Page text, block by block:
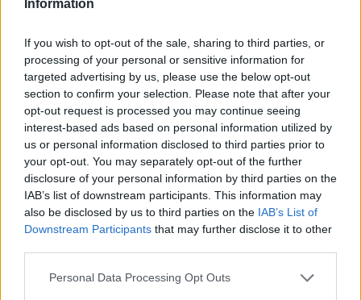
Information
If you wish to opt-out of the sale, sharing to third parties, or
processing of your personal or sensitive information for
targeted advertising by us, please use the below opt-out
section to confirm your selection. Please note that after your
opt-out request is processed you may continue seeing
interest-based ads based on personal information utilized by
us or personal information disclosed to third parties prior to
your opt-out. You may separately opt-out of the further
disclosure of your personal information by third parties on the
IAB’s list of downstream participants. This information may
also be disclosed by us to third parties on the IAB’s List of
Downstream Participants that may further disclose it to other
Personal Data Processing Opt Outs
Commentaires
Dire «merci» pour cette traduction Corriger une erreur